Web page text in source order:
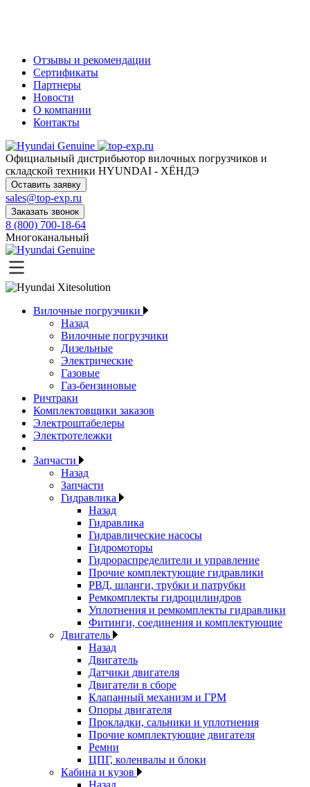
Отзывы и рекомендации
Сертификаты
Партнеры
Новости
О компании
Контакты
Официальный дистрибьютор вилочных погрузчиков и
складской техники HYUNDAI - ХЁНДЭ
Оставить заявку
sales@top-exp.ru
Заказать звонок
8 (800) 700-18-64
Многоканальный
Вилочные погрузчики
Назад
Вилочные погрузчики
Дизельные
Электрические
Газовые
Газ-бензиновые
Ричтраки
Комплектовщики заказов
Электроштабелеры
Электротележки
Запчасти
Назад
Запчасти
Гидравлика
Назад
Гидравлика
Гидравлические насосы
Гидромоторы
Гидрораспределители и управление
Прочие комплектующие гидравлики
РВД, шланги, трубки и патрубки
Ремкомплекты гидроцилиндров
Уплотнения и ремкомплекты гидравлики
Фитинги, соединения и комплектующие
Двигатель
Назад
Двигатель
Датчики двигателя
Двигатели в сборе
Клапанный механизм и ГРМ
Опоры двигателя
Прокладки, сальники и уплотнения
Прочие комплектующие двигателя
Ремни
ЦПГ, коленвалы и блоки
Кабина и кузов
Назад